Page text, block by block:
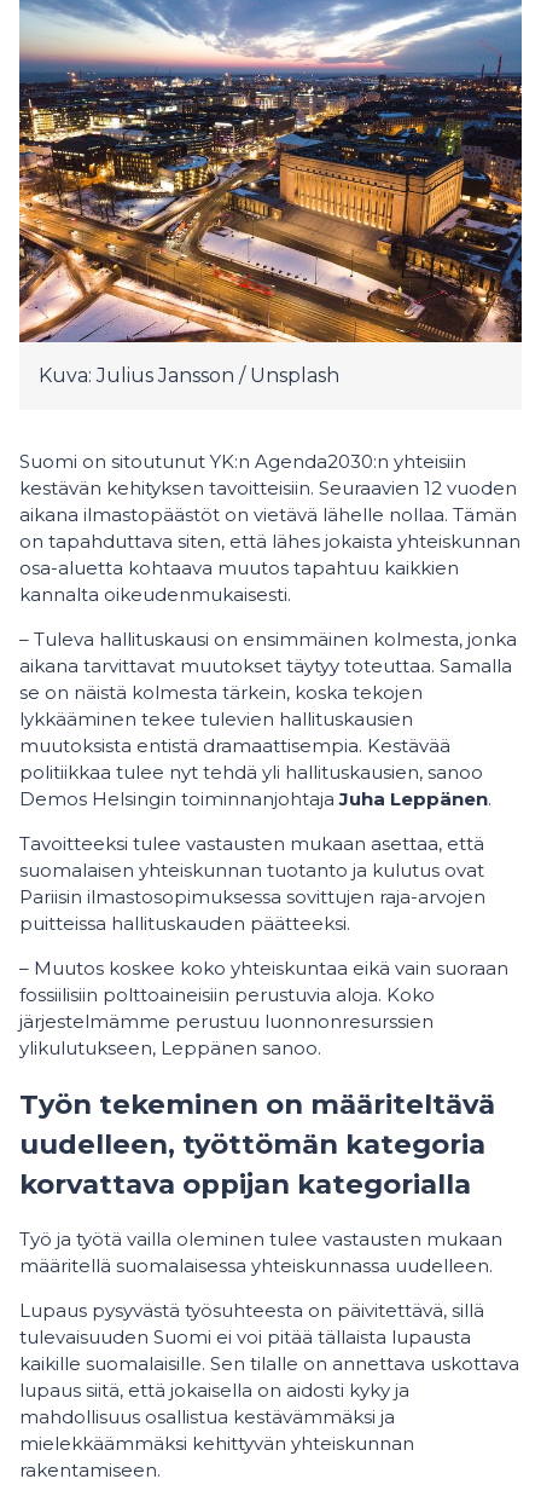
Kuva: Julius Jansson / Unsplash
Suomi on sitoutunut YK:n Agenda2030:n yhteisiin
kestävän kehityksen tavoitteisiin. Seuraavien 12 vuoden
aikana ilmastopäästöt on vietävä lähelle nollaa. Tämän
on tapahduttava siten, että lähes jokaista yhteiskunnan
osa-aluetta kohtaava muutos tapahtuu kaikkien
kannalta oikeudenmukaisesti.
– Tuleva hallituskausi on ensimmäinen kolmesta, jonka
aikana tarvittavat muutokset täytyy toteuttaa. Samalla
se on näistä kolmesta tärkein, koska tekojen
lykkääminen tekee tulevien hallituskausien
muutoksista entistä dramaattisempia. Kestävää
politiikkaa tulee nyt tehdä yli hallituskausien, sanoo
Demos Helsingin toiminnanjohtajaJuha Leppänen.
Tavoitteeksi tulee vastausten mukaan asettaa, että
suomalaisen yhteiskunnan tuotanto ja kulutus ovat
Pariisin ilmastosopimuksessa sovittujen raja-arvojen
puitteissa hallituskauden päätteeksi.
– Muutos koskee koko yhteiskuntaa eikä vain suoraan
fossiilisiin polttoaineisiin perustuvia aloja. Koko
järjestelmämme perustuu luonnonresurssien
ylikulutukseen, Leppänen sanoo.
Työn tekeminen on määriteltävä
uudelleen, työttömän kategoria
korvattava oppijan kategorialla
Työ ja työtä vailla oleminen tulee vastausten mukaan
määritellä suomalaisessa yhteiskunnassa uudelleen.
Lupaus pysyvästä työsuhteesta on päivitettävä, sillä
tulevaisuuden Suomi ei voi pitää tällaista lupausta
kaikille suomalaisille. Sen tilalle on annettava uskottava
lupaus siitä, että jokaisella on aidosti kyky ja
mahdollisuus osallistua kestävämmäksi ja
mielekkäämmäksi kehittyvän yhteiskunnan
rakentamiseen.